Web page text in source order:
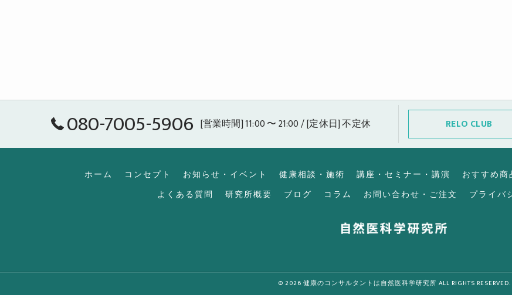
080-7005-5906 [営業時間] 11:00 〜 21:00 / [定休日] 不定休 RELO CLUB
ホーム コンセプト お知らせ・イベント 健康相談・施術 講座・セミナー・講演 おすすめ商
よくある質問
研究所概要 ブログ コラム お問い合わせ・ご注文 プライバ
© 2026 健康のコンサルタントは自然医科学研究所 ALL RIGHTS RESERVED.